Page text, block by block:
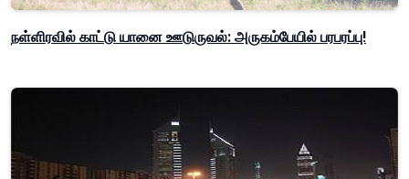
நள்ளிரவில் காட்டு யானை ஊடுருவல்: அருகம்பேயில் பரபரப்பு!